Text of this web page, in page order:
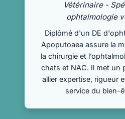
Vétérinaire -
ophtalmologie
Diplômé d'un DE
Apoputoaea assure la
la chirurgie et
chats et NAC. Il met un
allier expertise, rigueur
service du bien-